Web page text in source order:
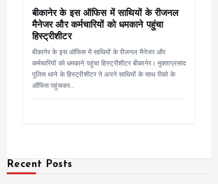
बीकानेर के इस ऑफिस में साथियों के रीजनल
मैनेजर और कर्मचारियों को धमकाने पहुंचा
हिस्ट्रीशीटर
बीकानेर के इस ऑफिस में साथियों के रीजनल मैनेजर और
कर्मचारियों को धमकाने पहुंचा हिस्ट्रीशीटर बीकानेर। मुक्ताप्रसाद
पुलिस थाने के हिस्ट्रीशीटर ने अपने साथियों के साथ रीको के
ऑफिस पहुंचकर…
Recent Posts